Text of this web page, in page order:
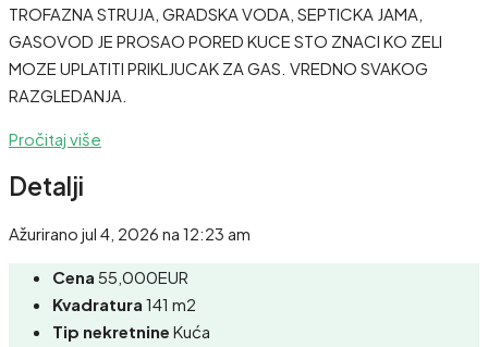
TROFAZNA STRUJA, GRADSKA VODA, SEPTICKA JAMA,
GASOVOD JE PROSAO PORED KUCE STO ZNACI KO ZELI
MOZE UPLATITI PRIKLJUCAK ZA GAS. VREDNO SVAKOG
RAZGLEDANJA.
Pročitaj više
Detalji
Ažurirano jul 4, 2026 na 12:23 am
Cena 55,000EUR
Kvadratura 141 m2
Tip nekretnine Kuća